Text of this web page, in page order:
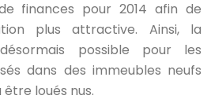
finances pour 2014 afin de
plus attractive. Ainsi, la
possible pour les
dans des immeubles neufs
loués nus.